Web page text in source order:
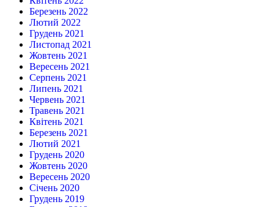
Березень 2022
Лютий 2022
Грудень 2021
Листопад 2021
Жовтень 2021
Вересень 2021
Серпень 2021
Липень 2021
Червень 2021
Травень 2021
Квітень 2021
Березень 2021
Лютий 2021
Грудень 2020
Жовтень 2020
Вересень 2020
Січень 2020
Грудень 2019